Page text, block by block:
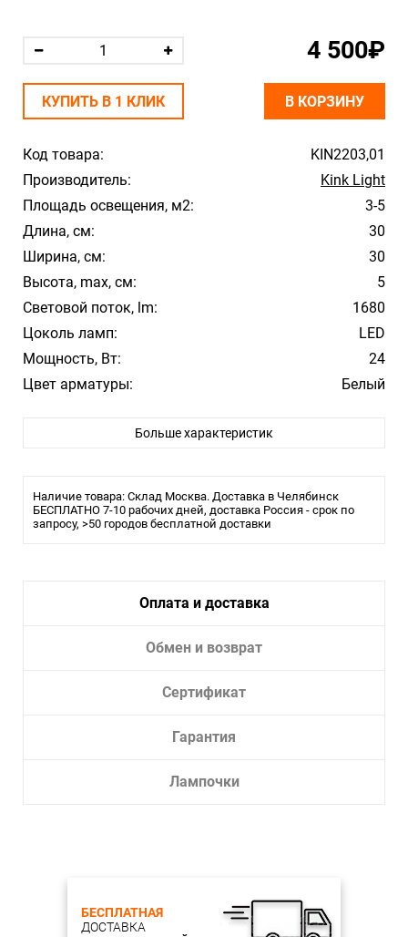
Код товара:
KIN2203,01
Производитель:
Kink Light
Площадь освещения, м2:
3-5
Длина, см:
30
Ширина, см:
30
Высота, max, см:
5
Световой поток, lm:
1680
Цоколь ламп:
LED
Мощность, Вт:
24
Цвет арматуры:
Белый
Температура свечения:
Влагозащита:
Больше характеристик
Наличие товара: Склад Москва. Доставка в Челябинск
БЕСПЛАТНО 7-10 рабочих дней, доставка Россия - срок по
запросу, >50 городов бесплатной доставки
4 500₽
КУПИТЬ В 1 КЛИК В КОРЗИНУ
Оплата и доставка
Обмен и возврат
Сертификат
Гарантия
Лампочки
БЕСПЛАТНАЯ
ДОСТАВКА